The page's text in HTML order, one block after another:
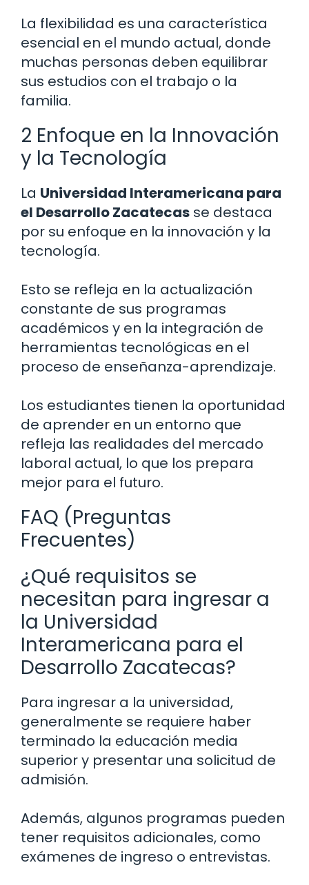
La flexibilidad es una característica
esencial en el mundo actual, donde
muchas personas deben equilibrar
sus estudios con el trabajo o la
familia.
2 Enfoque en la Innovación
y la Tecnología
La Universidad Interamericana para
el Desarrollo Zacatecas se destaca
por su enfoque en la innovación y la
tecnología.
Esto se refleja en la actualización
constante de sus programas
académicos y en la integración de
herramientas tecnológicas en el
proceso de enseñanza-aprendizaje.
Los estudiantes tienen la oportunidad
de aprender en un entorno que
refleja las realidades del mercado
laboral actual, lo que los prepara
mejor para el futuro.
FAQ (Preguntas
Frecuentes)
¿Qué requisitos se
necesitan para ingresar a
la Universidad
Interamericana para el
Desarrollo Zacatecas?
Para ingresar a la universidad,
generalmente se requiere haber
terminado la educación media
superior y presentar una solicitud de
admisión.
Además, algunos programas pueden
tener requisitos adicionales, como
exámenes de ingreso o entrevistas.